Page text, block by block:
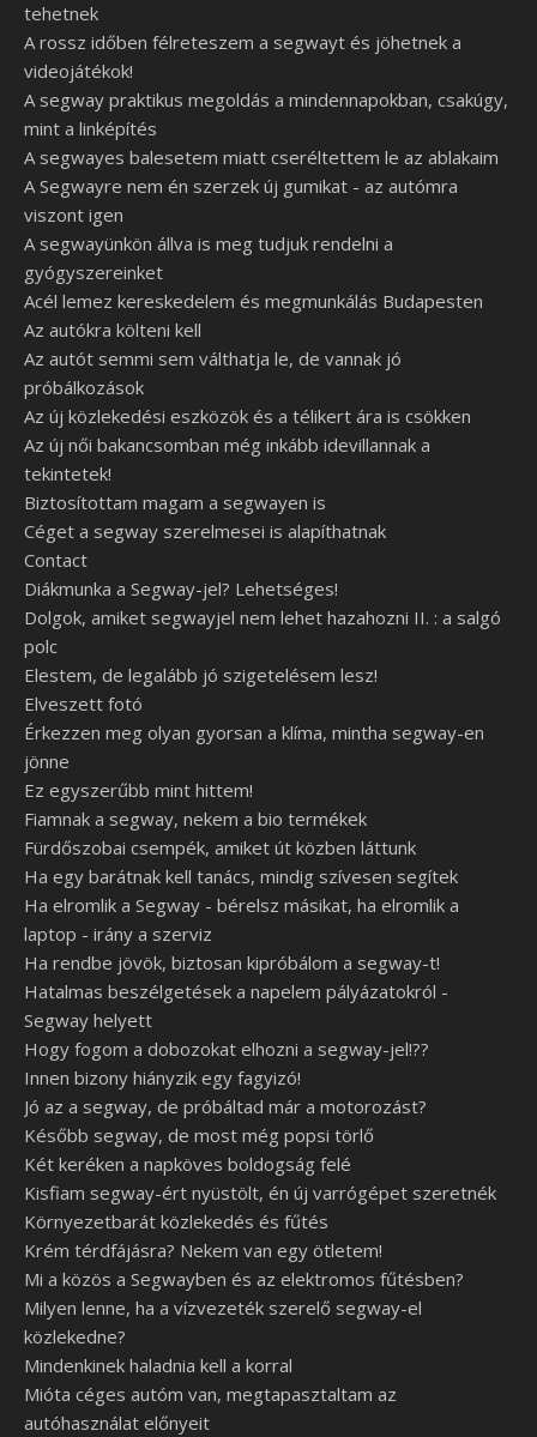
tehetnek
A rossz időben félreteszem a segwayt és jöhetnek a
videojátékok!
A segway praktikus megoldás a mindennapokban, csakúgy,
mint a linképítés
A segwayes balesetem miatt cseréltettem le az ablakaim
A Segwayre nem én szerzek új gumikat - az autómra
viszont igen
A segwayünkön állva is meg tudjuk rendelni a
gyógyszereinket
Acél lemez kereskedelem és megmunkálás Budapesten
Az autókra költeni kell
Az autót semmi sem válthatja le, de vannak jó
próbálkozások
Az új közlekedési eszközök és a télikert ára is csökken
Az új női bakancsomban még inkább idevillannak a
tekintetek!
Biztosítottam magam a segwayen is
Céget a segway szerelmesei is alapíthatnak
Contact
Diákmunka a Segway-jel? Lehetséges!
Dolgok, amiket segwayjel nem lehet hazahozni II. : a salgó
polc
Elestem, de legalább jó szigetelésem lesz!
Elveszett fotó
Érkezzen meg olyan gyorsan a klíma, mintha segway-en
jönne
Ez egyszerűbb mint hittem!
Fiamnak a segway, nekem a bio termékek
Fürdőszobai csempék, amiket út közben láttunk
Ha egy barátnak kell tanács, mindig szívesen segítek
Ha elromlik a Segway - bérelsz másikat, ha elromlik a
laptop - irány a szerviz
Ha rendbe jövök, biztosan kipróbálom a segway-t!
Hatalmas beszélgetések a napelem pályázatokról -
Segway helyett
Hogy fogom a dobozokat elhozni a segway-jel!??
Innen bizony hiányzik egy fagyizó!
Jó az a segway, de próbáltad már a motorozást?
Később segway, de most még popsi törlő
Két keréken a napköves boldogság felé
Kisfiam segway-ért nyüstölt, én új varrógépet szeretnék
Környezetbarát közlekedés és fűtés
Krém térdfájásra? Nekem van egy ötletem!
Mi a közös a Segwayben és az elektromos fűtésben?
Milyen lenne, ha a vízvezeték szerelő segway-el
közlekedne?
Mindenkinek haladnia kell a korral
Mióta céges autóm van, megtapasztaltam az
autóhasználat előnyeit